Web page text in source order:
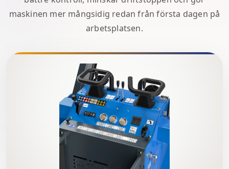
maskinen mer mångsidig redan från första dagen på
arbetsplatsen.